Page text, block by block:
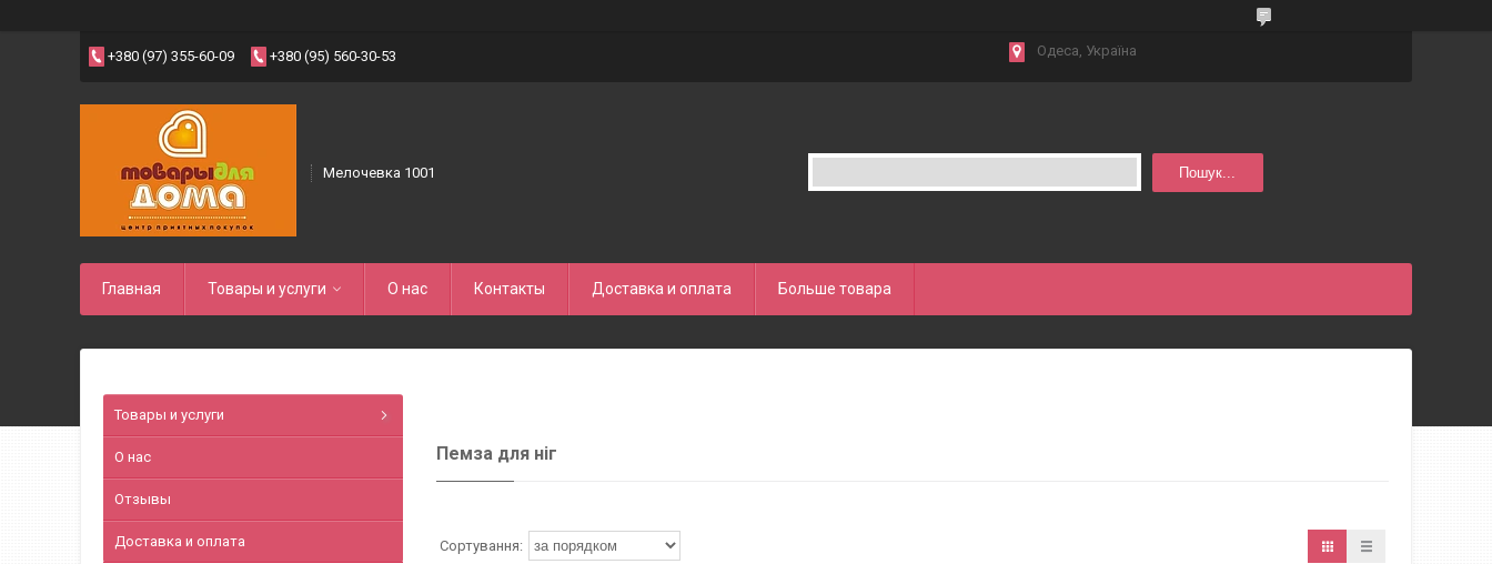
+380 (97) 355-60-09 +380 (95) 560-30-53 Одеса, Україна
Мелочевка 1001 Пошук...
Главная Товары и услуги О нас Контакты Доставка и оплата Больше товара
Пемза для ніг
Товары и услуги
О нас
Отзывы
Доставка и оплата